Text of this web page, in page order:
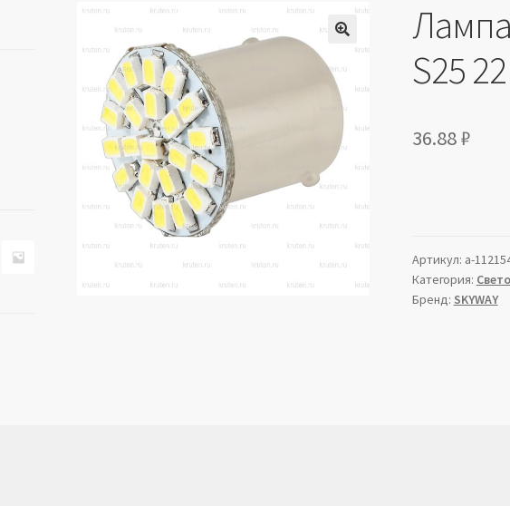
Лампа
S25
36.88₽
Артикул: a-
Категория:
Бренд: SKYWAY